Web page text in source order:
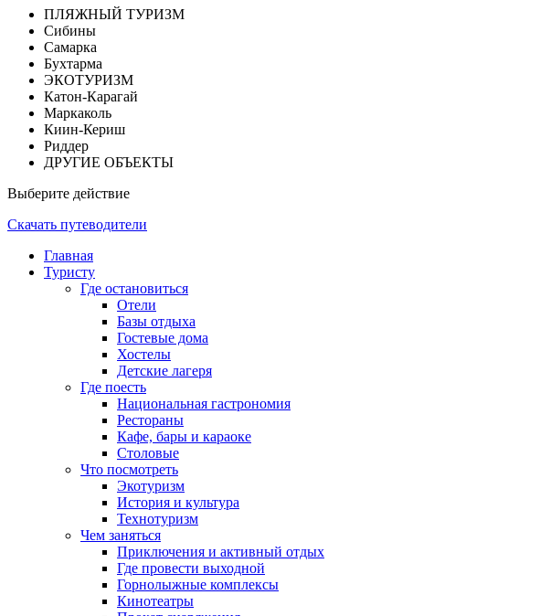
ПЛЯЖНЫЙ ТУРИЗМ
Сибины
Самарка
Бухтарма
ЭКОТУРИЗМ
Катон-Карагай
Маркаколь
Киин-Кериш
Риддер
ДРУГИЕ ОБЪЕКТЫ
Выберите действие
Скачать путеводители
Главная
Туристу
Где остановиться
Отели
Базы отдыха
Гостевые дома
Хостелы
Детские лагеря
Где поесть
Национальная гастрономия
Рестораны
Кафе, бары и караоке
Столовые
Что посмотреть
Экотуризм
История и культура
Технотуризм
Чем заняться
Приключения и активный отдых
Где провести выходной
Горнолыжные комплексы
Кинотеатры